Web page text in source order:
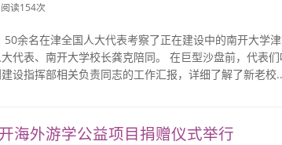
读154次
50余名在津全国人大代表考察了正在建设中的南开大学
代表、南开大学校长龚克陪同。 在巨型沙盘前，代表
设指挥部相关负责同志的工作汇报，详细了解了新老校
海外游学公益项目捐赠仪式举行